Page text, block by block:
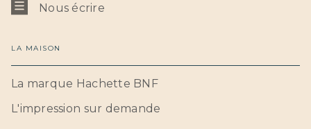
Nous écrire
LA MAISON
La marque Hachette BNF
L'impression sur demande